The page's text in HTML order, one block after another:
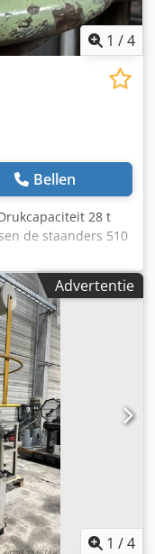
1 /4
Bellen
28 t
de staanders 510
mm
Advertentie
1 /4